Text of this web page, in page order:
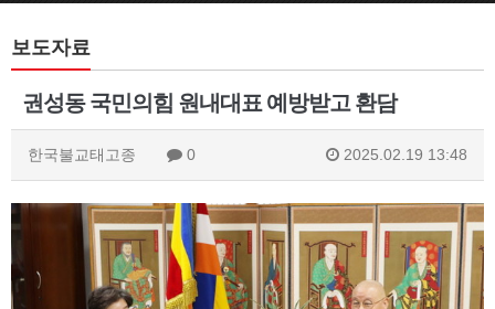
보도자료
권성동 국민의힘 원내대표 예방받고 환담
한국불교태고종 0 2025.02.19 13:48